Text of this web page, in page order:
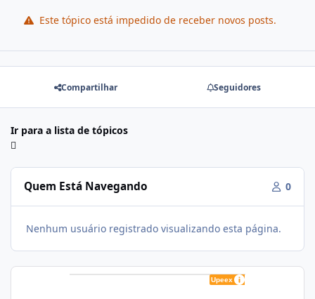
Este tópico está impedido de receber novos posts.
Compartilhar Seguidores
Ir para a lista de tópicos
Quem Está Navegando 0
Nenhum usuário registrado visualizando esta página.